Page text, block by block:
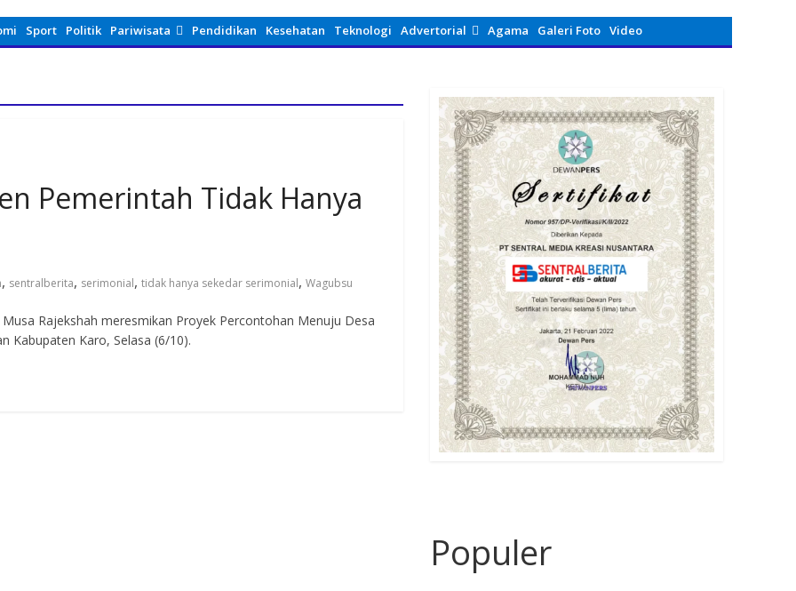
Sport Politik Pariwisata Pendidikan Kesehatan Teknologi Advertorial Agama Galeri Foto Video
Pemerintah Tidak Hanya
, sentralberita, serimonial, tidak hanya sekedar serimonial, Wagubsu
Rajekshah meresmikan Proyek Percontohan Menuju Desa
Kabupaten Karo, Selasa (6/10).
Populer